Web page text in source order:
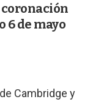
coronación
6 de mayo
Cambridge y